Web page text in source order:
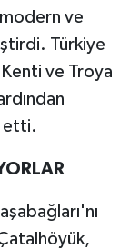
ve
Türkiye
ve Troya
etti.